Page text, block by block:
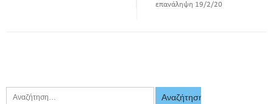
επανάληψη 19/2/20